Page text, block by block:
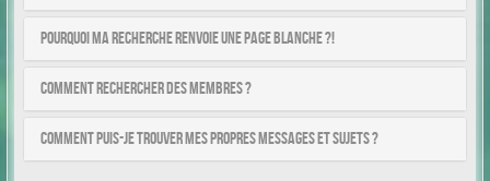
Pourquoi ma recherche renvoie une page blanche ?!
Comment rechercher des membres ?
Comment puis-je trouver mes propres messages et sujets ?